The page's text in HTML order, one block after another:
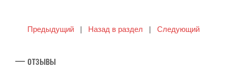
Предыдущий | Назад в раздел | Следующий
— отзывы